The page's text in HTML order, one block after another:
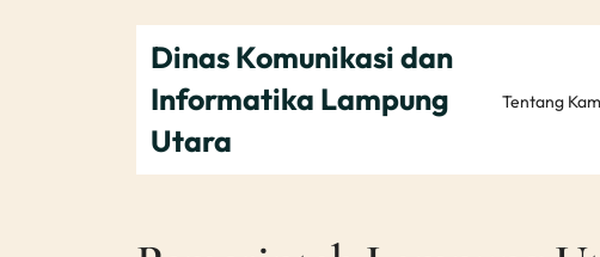
Dinas Komunikasi dan
Informatika Lampung
Utara
Tentang